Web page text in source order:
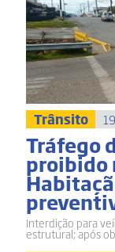
Trânsito
Tráfego
proibido
Interdição para
estrutural; após